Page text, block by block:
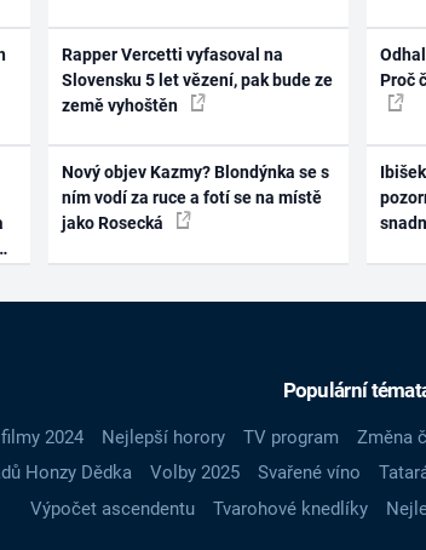
Rapper Vercetti vyfasoval na
Slovensku 5 let vězení, pak bude ze
země vyhoštěn
Nový objev Kazmy? Blondýnka se s
ním vodí za ruce a fotí se na místě
jako Rosecká
Proč
Populární
2024 Nejlepší horory TV program Změna
Honzy Dědka Volby 2025 Svařené víno
Výpočet ascendentu
Tvarohové knedlíky